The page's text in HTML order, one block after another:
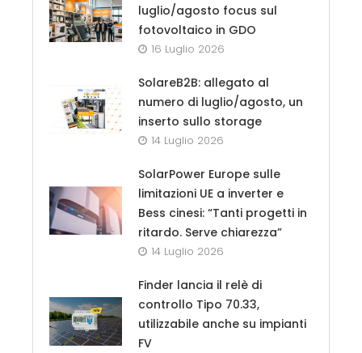
luglio/agosto focus sul
fotovoltaico in GDO
16 Luglio 2026
SolareB2B: allegato al
numero di luglio/agosto, un
inserto sullo storage
14 Luglio 2026
SolarPower Europe sulle
limitazioni UE a inverter e
Bess cinesi: “Tanti progetti in
ritardo. Serve chiarezza”
14 Luglio 2026
Finder lancia il relè di
controllo Tipo 70.33,
utilizzabile anche su impianti
FV